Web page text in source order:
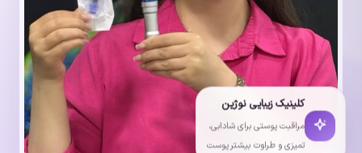
کلینیک زیبایی نوژین
مراقبت پوستی برای شادابی،
تمیزی و طراوت بیشتر پوست